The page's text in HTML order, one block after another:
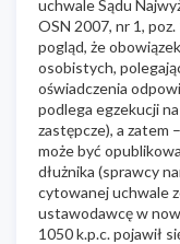
uchwale Sądu
OSN 2007, nr 1,
pogląd, że
osobistych,
oświadczenia
podlega egzekucji
zastępcze), a zatem
może być
dłużnika (sprawcy
cytowanej uchwale
ustawodawcę w
1050 k.p.c. pojawił